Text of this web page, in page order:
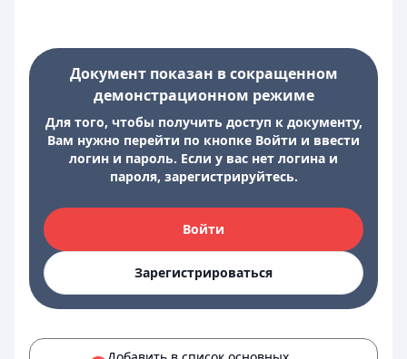
Документ показан в сокращенном
демонстрационном режиме
Для того, чтобы получить доступ к документу,
Вам нужно перейти по кнопке Войти и ввести
логин и пароль. Если у вас нет логина и
пароля, зарегистрируйтесь.
Войти
Зарегистрироваться